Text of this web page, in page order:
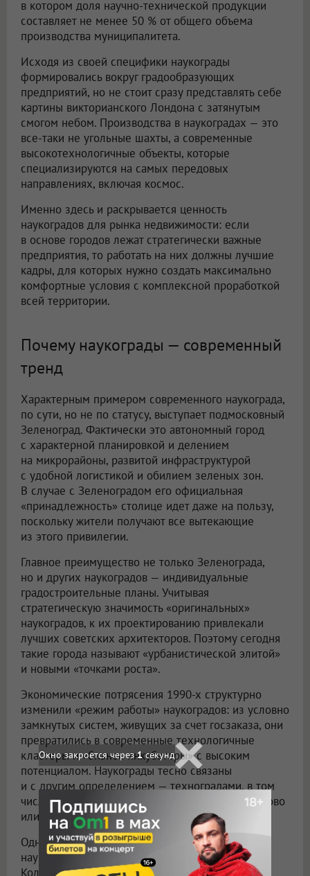
в котором доля научно-технической продукции
составляет не менее 50 % от общего объема
производства муниципалитета.
Исходя из своей специфики наукограды
формировались вокруг градообразующих
предприятий, но не стоит сразу представлять себе
картины викторианского Лондона с затянутым
смогом небом. Производства в наукоградах — это
все-таки не угольные шахты, а современные
высокотехнологичные объекты, которые
специализируются на самых передовых
направлениях, включая космос.
Именно здесь и раскрывается ценность
наукоградов для рынка недвижимости: если
в основе городов лежат стратегически важные
предприятия, то работать на них должны лучшие
кадры, для которых нужно создать максимально
комфортные условия с комплексной проработкой
всей территории.
Почему наукограды — современный
тренд
Характерным примером современного наукограда,
по сути, но не по статусу, выступает подмосковный
Зеленоград. Фактически это автономный город
с характерной планировкой и делением
на микрорайоны, развитой инфраструктурой
с удобной логистикой и обилием зеленых зон.
В случае с Зеленоградом его официальная
«принадлежность» столице идет даже на пользу,
поскольку жители получают все вытекающие
из этого привилегии.
Главное преимущество не только Зеленограда,
но и других наукоградов — индивидуальные
градостроительные планы. Учитывая
стратегическую значимость «оригинальных»
наукоградов, к их проектированию привлекали
лучших советских архитекторов. Поэтому сегодня
такие города называют «урбанистической элитой»
и новыми «точками роста».
Экономические потрясения 1990-х структурно
изменили «режим работы» наукоградов: из условно
замкнутых систем, живущих за счет госзаказа, они
превратились в современные технологичные
кластеры и «бизнес-инкубаторы» с высоким
потенциалом. Наукограды тесно связаны
и с другим определением — техноградами, в том
числе созданными с нуля, как, например, Сколково
или Иннополис, город-спутник Казани.
Одной из успешных трансформаций советского
наукограда к современным реалиям считается
Кольцово — рабочий поселок городского типа